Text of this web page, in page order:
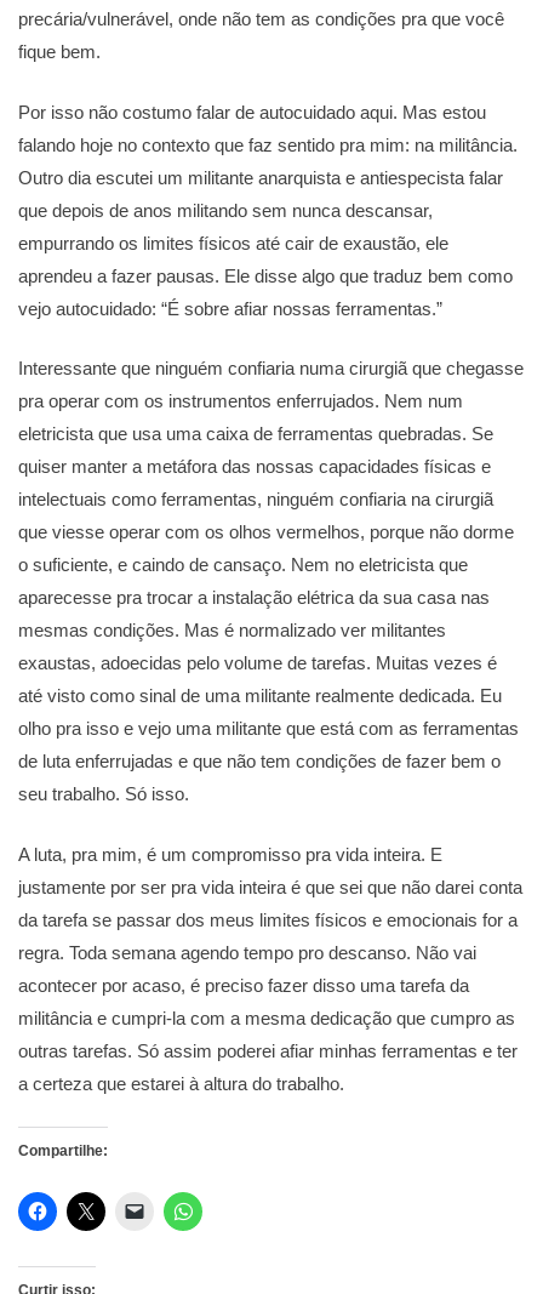
precária/vulnerável, onde não tem as condições pra que você
fique bem.
Por isso não costumo falar de autocuidado aqui. Mas estou
falando hoje no contexto que faz sentido pra mim: na militância.
Outro dia escutei um militante anarquista e antiespecista falar
que depois de anos militando sem nunca descansar,
empurrando os limites físicos até cair de exaustão, ele
aprendeu a fazer pausas. Ele disse algo que traduz bem como
vejo autocuidado: “É sobre afiar nossas ferramentas.”
Interessante que ninguém confiaria numa cirurgiã que chegasse
pra operar com os instrumentos enferrujados. Nem num
eletricista que usa uma caixa de ferramentas quebradas. Se
quiser manter a metáfora das nossas capacidades físicas e
intelectuais como ferramentas, ninguém confiaria na cirurgiã
que viesse operar com os olhos vermelhos, porque não dorme
o suficiente, e caindo de cansaço. Nem no eletricista que
aparecesse pra trocar a instalação elétrica da sua casa nas
mesmas condições. Mas é normalizado ver militantes
exaustas, adoecidas pelo volume de tarefas. Muitas vezes é
até visto como sinal de uma militante realmente dedicada. Eu
olho pra isso e vejo uma militante que está com as ferramentas
de luta enferrujadas e que não tem condições de fazer bem o
seu trabalho. Só isso.
A luta, pra mim, é um compromisso pra vida inteira. E
justamente por ser pra vida inteira é que sei que não darei conta
da tarefa se passar dos meus limites físicos e emocionais for a
regra. Toda semana agendo tempo pro descanso. Não vai
acontecer por acaso, é preciso fazer disso uma tarefa da
militância e cumpri-la com a mesma dedicação que cumpro as
outras tarefas. Só assim poderei afiar minhas ferramentas e ter
a certeza que estarei à altura do trabalho.
Compartilhe: